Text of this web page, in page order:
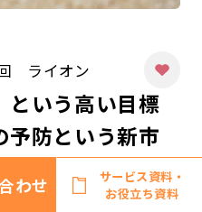
ライオン
という高い目標
予防という新市
わせ
サービス資料・
お役立ち資料